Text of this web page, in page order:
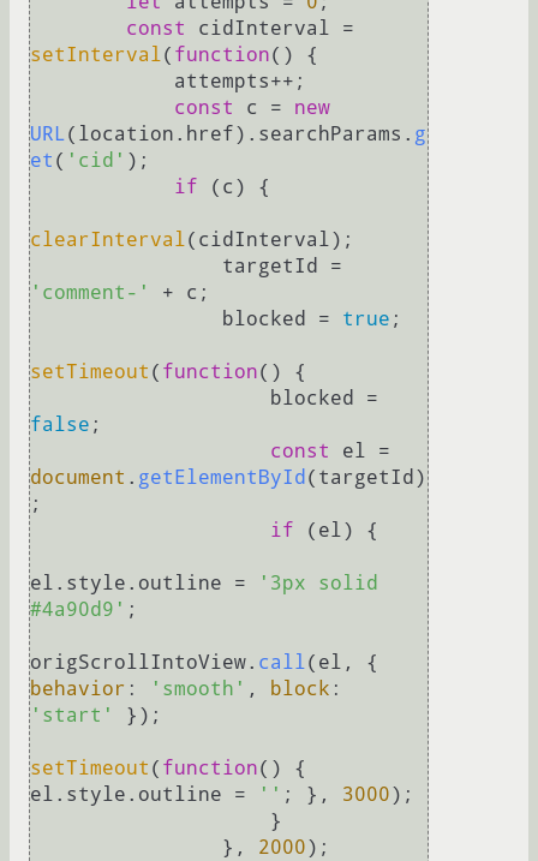
const
setInterval( function( ) {
const
c = new
URL(location. href). searchParams . g
et ( 'cid' );
if (c) {
clearInterval(cidInterval);
'comment-'
+ c;
                blocked =
true ;
setTimeout ( function( ) {
false ;
const
document . getElementById (targetId)
;
if (el) {
el. style . outline =
'3px solid
#4a90d9' ;
origScrollIntoView. call
behavior : 'smooth' , block
'start'
});
setTimeout ( function( ) {
el. style . outline = '' ; }, 3000);
                },
2000);